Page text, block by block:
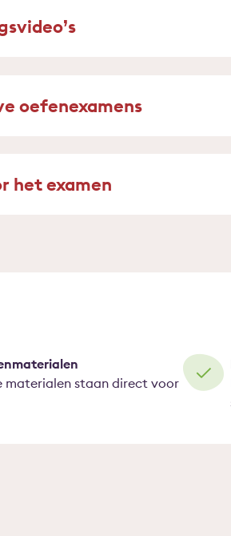
oefenexamens
het examen
materialen staan direct voor